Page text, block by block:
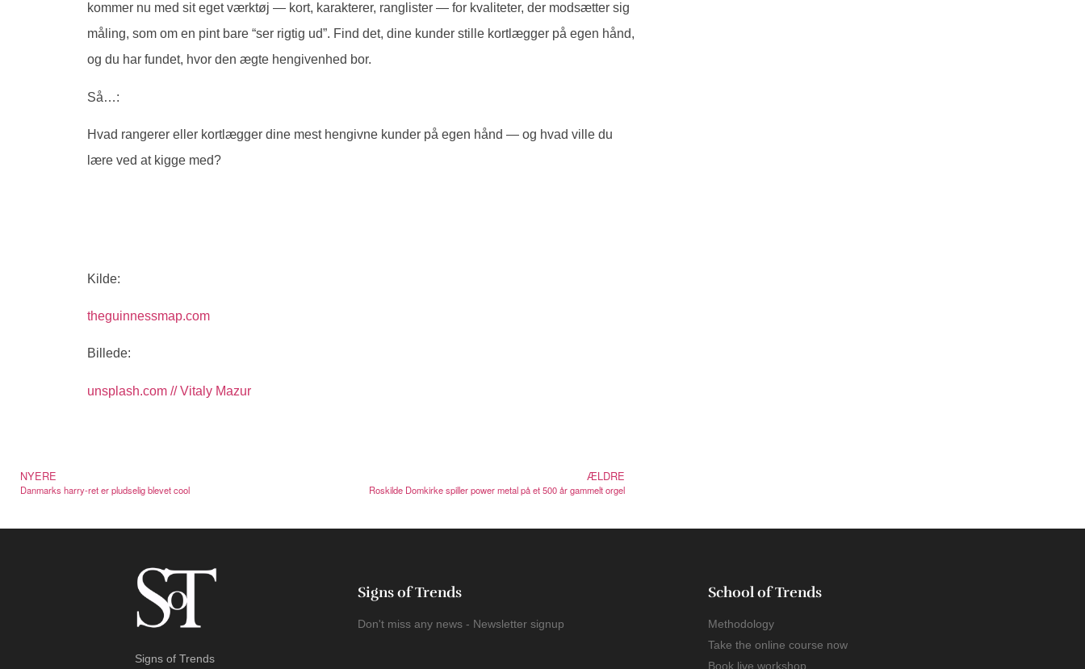
kommer nu med sit eget værktøj — kort, karakterer, ranglister — for kvaliteter, der modsætter sig
måling, som om en pint bare “ser rigtig ud”. Find det, dine kunder stille kortlægger på egen hånd,
og du har fundet, hvor den ægte hengivenhed bor.
Så…:
Hvad rangerer eller kortlægger dine mest hengivne kunder på egen hånd — og hvad ville du
lære ved at kigge med?
Kilde:
theguinnessmap.com
Billede:
unsplash.com // Vitaly Mazur
NYERE
Danmarks harry-ret er pludselig blevet cool
ÆLDRE
Roskilde Domkirke spiller power metal på et 500 år gammelt orgel
Signs of Trends
Signs of Trends
Don't miss any news - Newsletter signup
School of Trends
Methodology
Take the online course now
Book live workshop